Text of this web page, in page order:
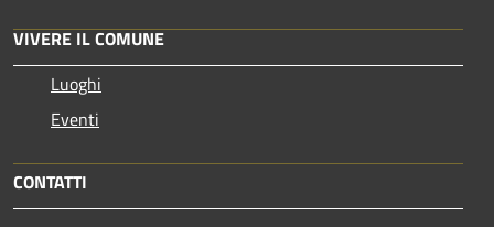
VIVERE IL COMUNE
Luoghi
Eventi
CONTATTI